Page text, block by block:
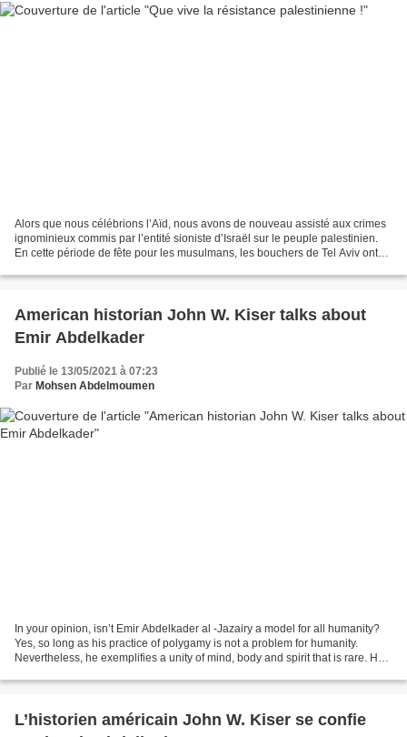
Alors que nous célébrions l’Aïd, nous avons de nouveau assisté aux crimes
ignominieux commis par l’entité sioniste d’Israël sur le peuple palestinien.
En cette période de fête pour les musulmans, les bouchers de Tel Aviv ont
American historian John W. Kiser talks about
Emir Abdelkader
Publié le 13/05/2021 à 07:23
Par Mohsen Abdelmoumen
In your opinion, isn’t Emir Abdelkader al -Jazairy a model for all humanity?
Yes, so long as his practice of polygamy is not a problem for humanity.
Nevertheless, he exemplifies a unity of mind, body and spirit that is rare. He
L’historien américain John W. Kiser se confie